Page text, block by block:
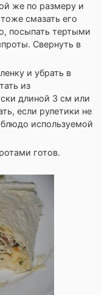
же по размеру и
смазать его
посыпать тертыми
Свернуть в
и убрать в
из
длиной 3 см или
если рулетики не
используемой
готов.